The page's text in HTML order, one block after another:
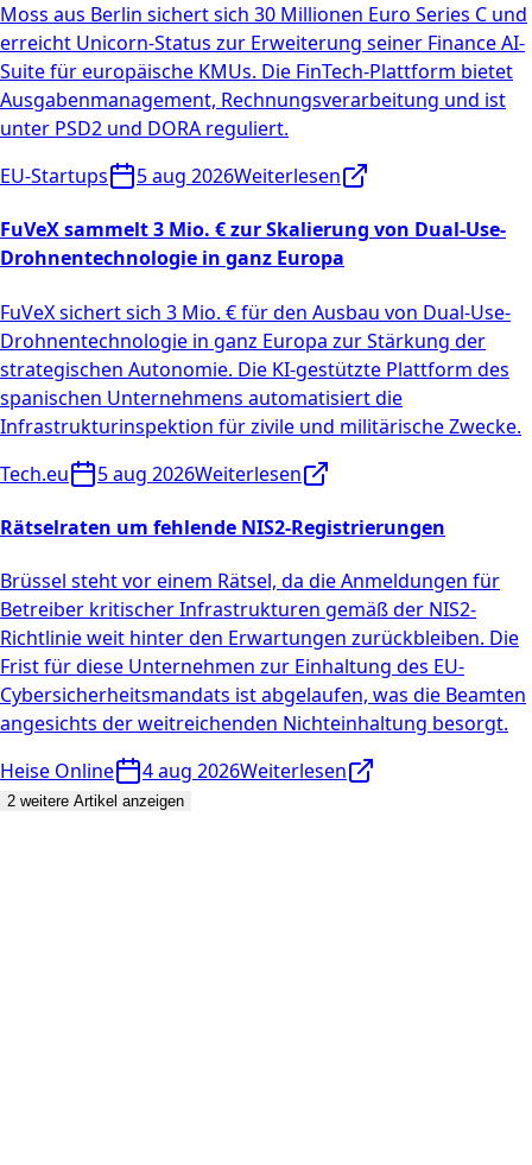
Moss aus Berlin sichert sich 30 Millionen Euro Series C und
erreicht Unicorn-Status zur Erweiterung seiner Finance AI-
Suite für europäische KMUs. Die FinTech-Plattform bietet
Ausgabenmanagement, Rechnungsverarbeitung und ist
unter PSD2 und DORA reguliert.
EU-Startups
5 aug 2026Weiterlesen
FuVeX sammelt 3 Mio. € zur Skalierung von Dual-Use-
Drohnentechnologie in ganz Europa
FuVeX sichert sich 3 Mio. € für den Ausbau von Dual-Use-
Drohnentechnologie in ganz Europa zur Stärkung der
strategischen Autonomie. Die KI-gestützte Plattform des
spanischen Unternehmens automatisiert die
Infrastrukturinspektion für zivile und militärische Zwecke.
Tech.eu
5 aug 2026Weiterlesen
Rätselraten um fehlende NIS2-Registrierungen
Brüssel steht vor einem Rätsel, da die Anmeldungen für
Betreiber kritischer Infrastrukturen gemäß der NIS2-
Richtlinie weit hinter den Erwartungen zurückbleiben. Die
Frist für diese Unternehmen zur Einhaltung des EU-
Cybersicherheitsmandats ist abgelaufen, was die Beamten
angesichts der weitreichenden Nichteinhaltung besorgt.
Heise Online
4 aug 2026Weiterlesen
2 weitere Artikel anzeigen